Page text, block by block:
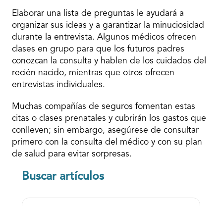
Elaborar una lista de preguntas le ayudará a
organizar sus ideas y a garantizar la minuciosidad
durante la entrevista. Algunos médicos ofrecen
clases en grupo para que los futuros padres
conozcan la consulta y hablen de los cuidados del
recién nacido, mientras que otros ofrecen
entrevistas individuales.
Muchas compañías de seguros fomentan estas
citas o clases prenatales y cubrirán los gastos que
conlleven; sin embargo, asegúrese de consultar
primero con la consulta del médico y con su plan
de salud para evitar sorpresas.
Buscar artículos
Buscar